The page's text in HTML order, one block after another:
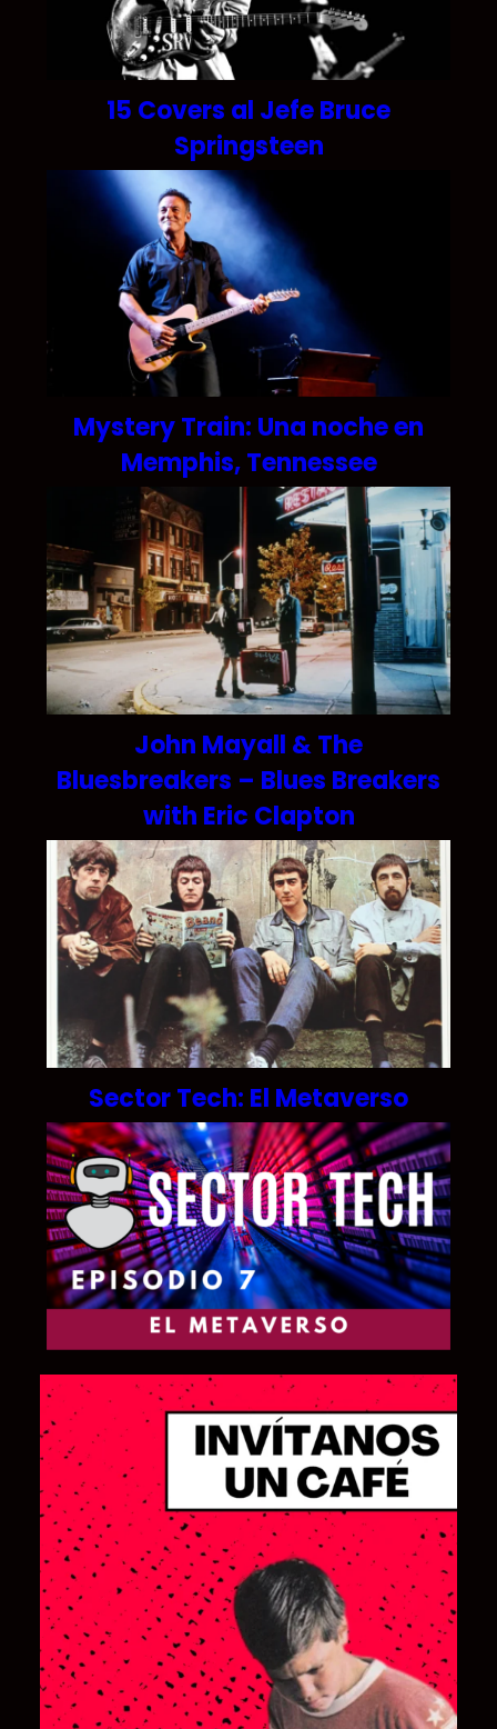
15 Covers al Jefe Bruce
Springsteen
Mystery Train: Una noche en
Memphis, Tennessee
John Mayall & The
Bluesbreakers – Blues Breakers
with Eric Clapton
Sector Tech: El Metaverso